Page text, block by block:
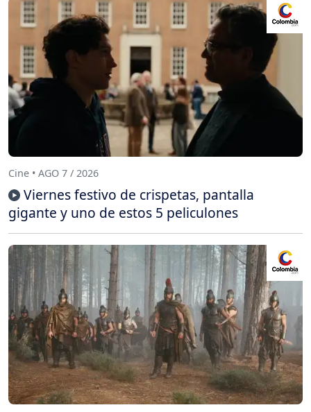
Cine • AGO 7 / 2026
Viernes festivo de crispetas, pantalla
gigante y uno de estos 5 peliculones